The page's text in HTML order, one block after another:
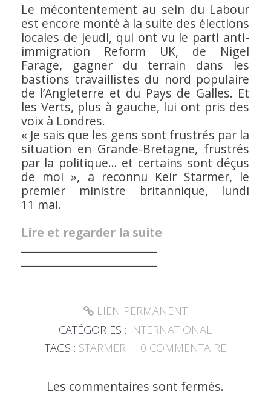
Le mécontentement au sein du Labour
est encore monté à la suite des élections
locales de jeudi, qui ont vu le parti anti-
immigration Reform UK, de Nigel
Farage, gagner du terrain dans les
bastions travaillistes du nord populaire
de l’Angleterre et du Pays de Galles. Et
les Verts, plus à gauche, lui ont pris des
voix à Londres.
« Je sais que les gens sont frustrés par la
situation en Grande-Bretagne, frustrés
par la politique… et certains sont déçus
de moi », a reconnu Keir Starmer, le
premier ministre britannique, lundi
11 mai.
Lire et regarder la suite
LIEN PERMANENT
CATÉGORIES : INTERNATIONAL
TAGS : STARMER 0 COMMENTAIRE
Les commentaires sont fermés.